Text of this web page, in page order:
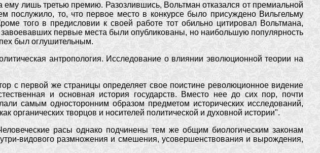
лишь третью премию. Разозлившись, Вольтман отказался от премиальной
то, что первое место в конкурсе было присуждено Вильгельму
того в предисловии к своей работе тот обильно цитировал Вольтмана,
первые места были опубликованы, но наибольшую популярность
был оглушительным.
антропология. Исследование о влиянии эволюционной теории на
с первой же страницы определяет свое поистине революционное видение
и основная история государств. Вместо нее до сих пор, почти
самым односторонним образом предметом исторических исследований,
творцов и носителей политической и духовной истории".
расы однако подчинены тем же общим биологическим законам
видового размножения и смешения, усовершенствования и вырождения,